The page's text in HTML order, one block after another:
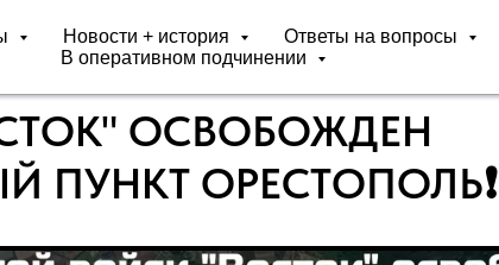
Новости + история Ответы на вопросы
В оперативном подчиненииГРУППИРОВКИ
ОСВОБОЖДЕН
ПУНКТ ОРЕСТОПОЛЬ❗️